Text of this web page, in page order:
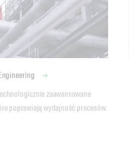
zaawansowane
poprawiają wydajność procesów.